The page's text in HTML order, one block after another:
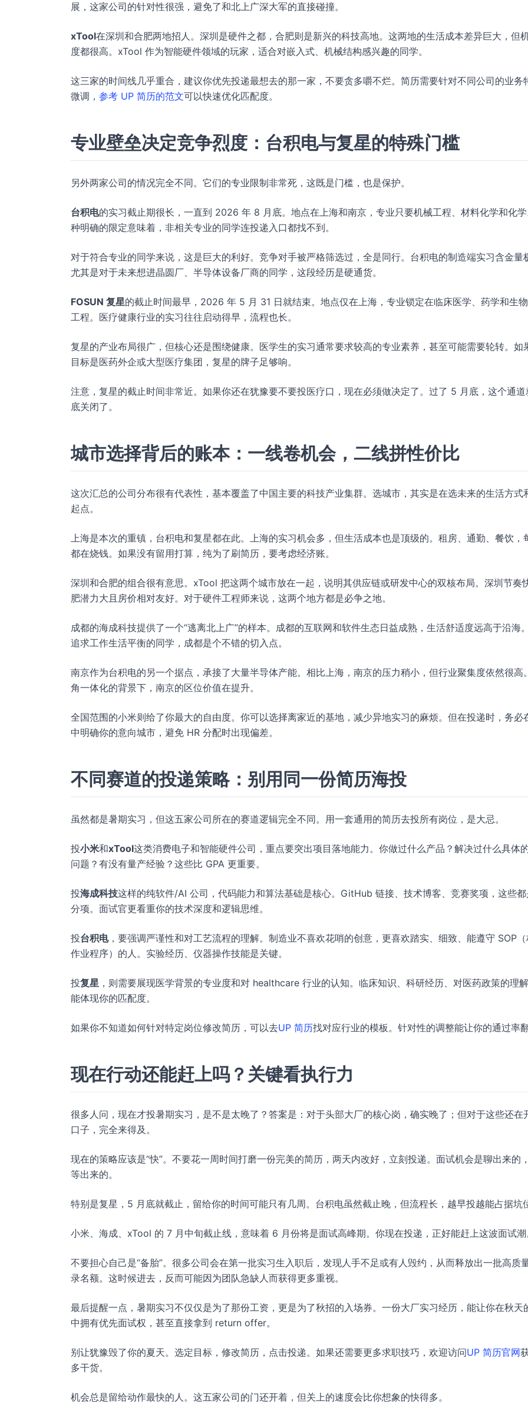
展，这家公司的针对性很强，避免了和北上广深大军的直接碰撞。
xTool在深圳和合肥两地招人。深圳是硬件之都，合肥则是新兴的科技高地。这两地的生活成本差异巨大，但
度都很高。xTool 作为智能硬件领域的玩家，适合对嵌入式、机械结构感兴趣的同学。
这三家的时间线几乎重合，建议你优先投递最想去的那一家，不要贪多嚼不烂。简历需要针对不同公司的业务
微调， 参考 UP 简历的范文可以快速优化匹配度。
专业壁垒决定竞争烈度：台积电与复星的特殊门槛
另外两家公司的情况完全不同。它们的专业限制非常死，这既是门槛，也是保护。
台积电的实习截止期很长，一直到 2026 年 8 月底。地点在上海和南京，专业只要机械工程、材料化学和化
种明确的限定意味着，非相关专业的同学连投递入口都找不到。
对于符合专业的同学来说，这是巨大的利好。竞争对手被严格筛选过，全是同行。台积电的制造端实习含金量
尤其是对于未来想进晶圆厂、半导体设备厂商的同学，这段经历是硬通货。
FOSUN 复星的截止时间最早，2026 年 5 月 31 日就结束。地点仅在上海，专业锁定在临床医学、药学和生
工程。医疗健康行业的实习往往启动得早，流程也长。
复星的产业布局很广，但核心还是围绕健康。医学生的实习通常要求较高的专业素养，甚至可能需要轮转。如
目标是医药外企或大型医疗集团，复星的牌子足够响。
注意，复星的截止时间非常近。如果你还在犹豫要不要投医疗口，现在必须做决定了。过了 5 月底，这个通道
底关闭了。
城市选择背后的账本：一线卷机会，二线拼性价比
这次汇总的公司分布很有代表性，基本覆盖了中国主要的科技产业集群。选城市，其实是在选未来的生活方式
起点。
上海是本次的重镇，台积电和复星都在此。上海的实习机会多，但生活成本也是顶级的。租房、通勤、餐饮，
都在烧钱。如果没有留用打算，纯为了刷简历，要考虑经济账。
深圳和合肥的组合很有意思。xTool 把这两个城市放在一起，说明其供应链或研发中心的双核布局。深圳节奏
肥潜力大且房价相对友好。对于硬件工程师来说，这两个地方都是必争之地。
成都的海成科技提供了一个“逃离北上广”的样本。成都的互联网和软件生态日益成熟，生活舒适度远高于沿海
追求工作生活平衡的同学，成都是个不错的切入点。
南京作为台积电的另一个据点，承接了大量半导体产能。相比上海，南京的压力稍小，但行业聚集度依然很高
角一体化的背景下，南京的区位价值在提升。
全国范围的小米则给了你最大的自由度。你可以选择离家近的基地，减少异地实习的麻烦。但在投递时，务必
中明确你的意向城市，避免 HR 分配时出现偏差。
不同赛道的投递策略：别用同一份简历海投
虽然都是暑期实习，但这五家公司所在的赛道逻辑完全不同。用一套通用的简历去投所有岗位，是大忌。
投小米和xTool这类消费电子和智能硬件公司，重点要突出项目落地能力。你做过什么产品？解决过什么具体
问题？有没有量产经验？这些比 GPA 更重要。
投海成科技这样的纯软件/AI 公司，代码能力和算法基础是核心。GitHub 链接、技术博客、竞赛奖项，这些都
分项。面试官更看重你的技术深度和逻辑思维。
投台积电，要强调严谨性和对工艺流程的理解。制造业不喜欢花哨的创意，更喜欢踏实、细致、能遵守 SOP
作业程序）的人。实验经历、仪器操作技能是关键。
投复星 ，则需要展现医学背景的专业度和对 healthcare 行业的认知。临床知识、科研经历、对医药政策的理
能体现你的匹配度。
如果你不知道如何针对特定岗位修改简历，可以去UP 简历找对应行业的模板。针对性的调整能让你的通过率翻
现在行动还能赶上吗？关键看执行力
很多人问，现在才投暑期实习，是不是太晚了？答案是：对于头部大厂的核心岗，确实晚了；但对于这些还在
口子，完全来得及。
现在的策略应该是“快”。不要花一周时间打磨一份完美的简历，两天内改好，立刻投递。面试机会是聊出来的
等出来的。
特别是复星，5 月底就截止，留给你的时间可能只有几周。台积电虽然截止晚，但流程长，越早投越能占据坑
小米、海成、xTool 的 7 月中旬截止线，意味着 6 月份将是面试高峰期。你现在投递，正好能赶上这波面试潮
不要担心自己是“备胎”。很多公司会在第一批实习生入职后，发现人手不足或有人毁约，从而释放出一批高质
录名额。这时候进去，反而可能因为团队急缺人而获得更多重视。
最后提醒一点，暑期实习不仅仅是为了那份工资，更是为了秋招的入场券。一份大厂实习经历，能让你在秋天
中拥有优先面试权，甚至直接拿到 return offer。
别让犹豫毁了你的夏天。选定目标，修改简历，点击投递。如果还需要更多求职技巧，欢迎访问UP 简历官网
多干货。
机会总是留给动作最快的人。这五家公司的门还开着，但关上的速度会比你想象的快得多。